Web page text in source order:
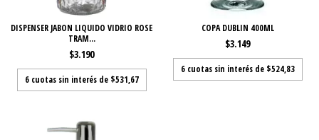
DISPENSER JABON LIQUIDO VIDRIO ROSE
TRAM...
$3.190
6 cuotas sin interés de $531,67
COPA DUBLIN 400ML
$3.149
6 cuotas sin interés de $524,83